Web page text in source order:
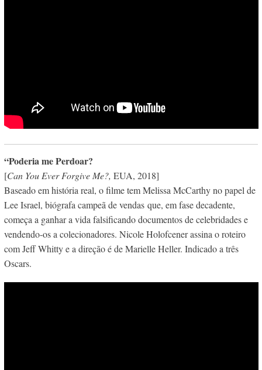
“Poderia me Perdoar?
[Can You Ever Forgive Me?, EUA, 2018]
Baseado em história real, o filme tem Melissa McCarthy no papel de
Lee Israel, biógrafa campeã de vendasque, em fase decadente,
começa a ganhar a vida falsificando documentos de celebridades e
vendendo-os a colecionadores. Nicole Holofcener assina o roteiro
com Jeff Whitty e a direção é de Marielle Heller. Indicado a três
Oscars.